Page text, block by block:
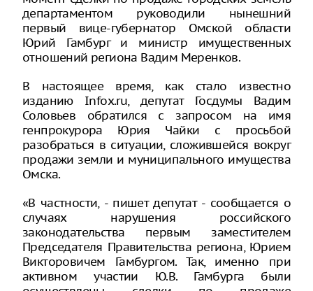
департаментом руководили нынешний
первый вице-губернатор Омской области
Юрий Гамбург и министр имущественных
отношений региона Вадим Меренков.
В настоящее время, как стало известно
изданию Infox.ru, депутат Госдумы Вадим
Соловьев обратился с запросом на имя
генпрокурора Юрия Чайки с просьбой
разобраться в ситуации, сложившейся вокруг
продажи земли и муниципального имущества
Омска.
«В частности, - пишет депутат - сообщается о
случаях нарушения российского
законодательства первым заместителем
Председателя Правительства региона, Юрием
Викторовичем Гамбургом. Так, именно при
активном участии Ю.В. Гамбурга были